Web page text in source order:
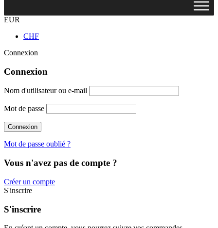
EUR
CHF
Connexion
Connexion
Nom d'utilisateur ou e-mail
Mot de passe
Mot de passe oublié ?
Vous n'avez pas de compte ?
Créer un compte
S'inscrire
S'inscrire